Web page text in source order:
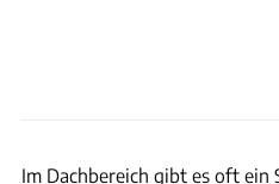
Im Dachbereich gibt es oft ein